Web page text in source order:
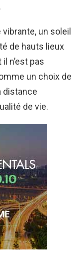
un soleil
de hauts lieux
n’est pas
un choix de
distance
de vie.